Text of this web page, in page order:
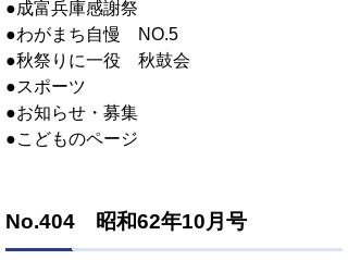
●成富兵庫感謝祭
●わがまち自慢 NO.5
●秋祭りに一役 秋鼓会
●スポーツ
●お知らせ・募集
●こどものページ
No.404 昭和62年10月号